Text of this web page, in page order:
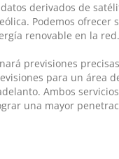
derivados de
Podemos ofrecer
renovable en la red.
previsiones
para un área
Ambos
una mayor